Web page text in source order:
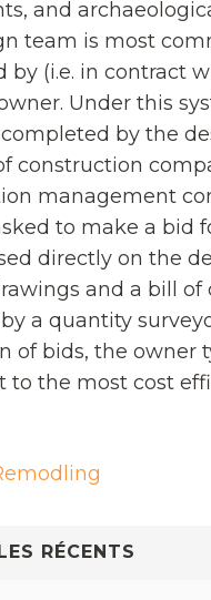
and
team is most
by (i.e. in contract
Under this
by the
construction
management
to make a bid
directly on the
and a bill of
a quantity
of bids, the owner
to the most cost
RÉCENTS